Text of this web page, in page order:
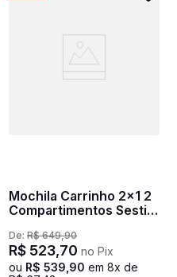
Mochila Carrinho 2x1 2
Compartimentos Sestini
De: R$ 649,90
R$ 523,70 no Pix
ou R$ 539 90 em 8x de